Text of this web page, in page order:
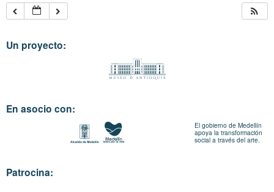
Un proyecto:
En asocio con:
El gobierno de Medellín
apoya la transformación
social a través del arte.
Patrocina: